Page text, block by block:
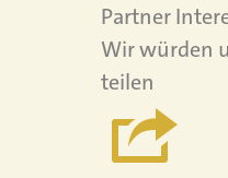
Partner
Wir würden
teilen